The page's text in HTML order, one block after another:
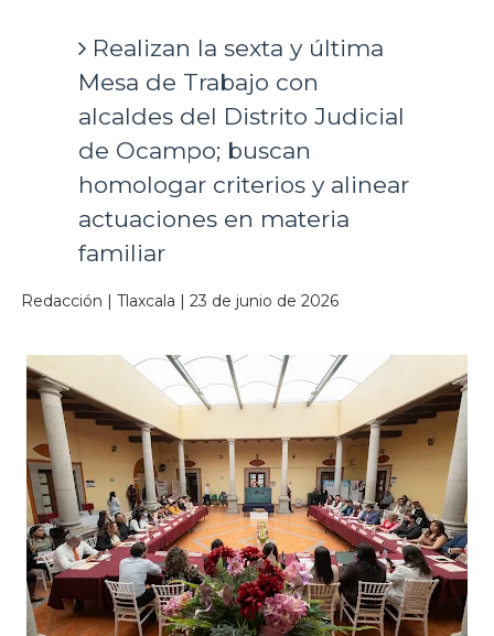
Realizan la sexta y última
Mesa de Trabajo con
alcaldes del Distrito Judicial
de Ocampo; buscan
homologar criterios y alinear
actuaciones en materia
familiar
Redacción | Tlaxcala | 23 de junio de 2026